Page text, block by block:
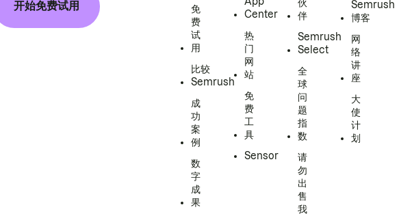
开始免费试用
免
费
试
用
比较
Semrush
成
功
案
例
数
字
成
果
Center
热
门
网
站
免
费
工
具
Sensor
伙
伴
Semrush
Select
全
球
问
题
指
数
请
勿
出
售
我
Semrush
博客
网
络
讲
座
大
使
计
划